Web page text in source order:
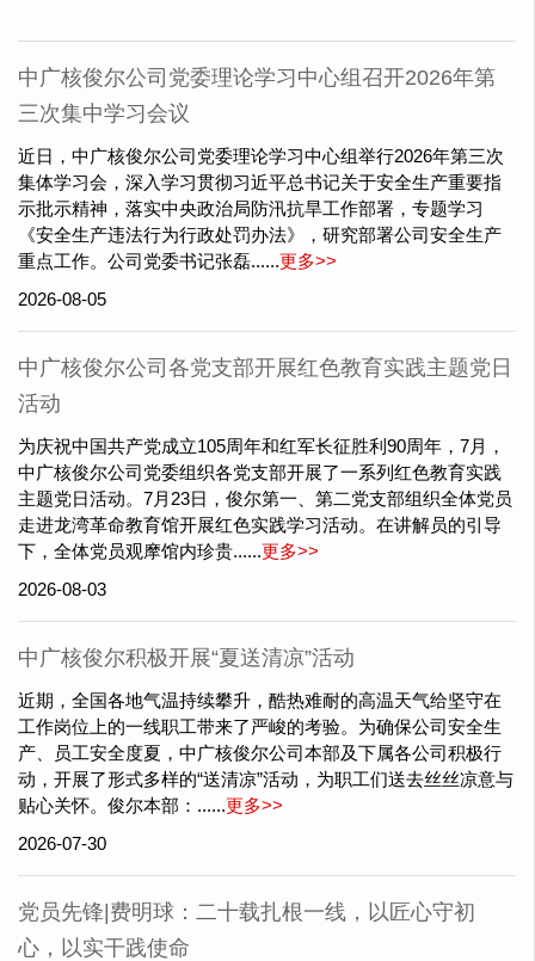
中广核俊尔公司党委理论学习中心组召开2026年第
三次集中学习会议
近日，中广核俊尔公司党委理论学习中心组举行2026年第三次
集体学习会，深入学习贯彻习近平总书记关于安全生产重要指
示批示精神，落实中央政治局防汛抗旱工作部署，专题学习
《安全生产违法行为行政处罚办法》，研究部署公司安全生产
重点工作。公司党委书记张磊......更多>>
2026-08-05
中广核俊尔公司各党支部开展红色教育实践主题党日
活动
为庆祝中国共产党成立105周年和红军长征胜利90周年，7月，
中广核俊尔公司党委组织各党支部开展了一系列红色教育实践
主题党日活动。7月23日，俊尔第一、第二党支部组织全体党员
走进龙湾革命教育馆开展红色实践学习活动。在讲解员的引导
下，全体党员观摩馆内珍贵......更多>>
2026-08-03
中广核俊尔积极开展“夏送清凉”活动
近期，全国各地气温持续攀升，酷热难耐的高温天气给坚守在
工作岗位上的一线职工带来了严峻的考验。为确保公司安全生
产、员工安全度夏，中广核俊尔公司本部及下属各公司积极行
动，开展了形式多样的“送清凉”活动，为职工们送去丝丝凉意与
贴心关怀。俊尔本部：......更多>>
2026-07-30
党员先锋|费明球：二十载扎根一线，以匠心守初
心，以实干践使命